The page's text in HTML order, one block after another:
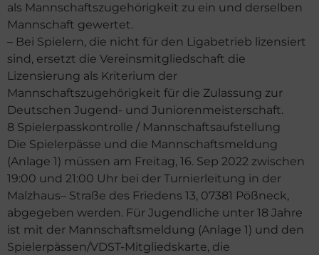
als Mannschaftszugehörigkeit zu ein und derselben
Mannschaft gewertet.
– Bei Spielern, die nicht für den Ligabetrieb lizensiert
sind, ersetzt die Vereinsmitgliedschaft die
Lizensierung als Kriterium der
Mannschaftszugehörigkeit für die Zulassung zur
Deutschen Jugend- und Juniorenmeisterschaft.
8 Spielerpasskontrolle / Mannschaftsaufstellung
Die Spielerpässe und die Mannschaftsmeldung
(Anlage 1) müssen am Freitag, 16. Sep 2022 zwischen
19:00 und 21:00 Uhr bei der Turnierleitung in der
Malzhaus– Straße des Friedens 13, 07381 Pößneck,
abgegeben werden. Für Jugendliche unter 18 Jahre
ist mit der Mannschaftsmeldung (Anlage 1) und den
Spielerpässen/VDST-Mitgliedskarte, die